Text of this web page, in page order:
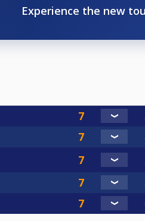
Experience the new